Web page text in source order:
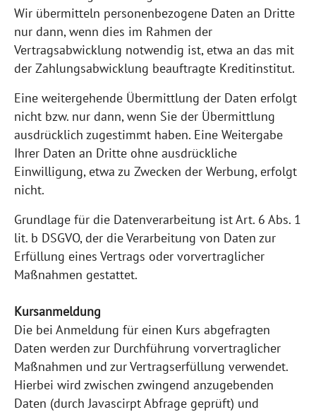
Wir übermitteln personenbezogene Daten an Dritte
nur dann, wenn dies im Rahmen der
Vertragsabwicklung notwendig ist, etwa an das mit
der Zahlungsabwicklung beauftragte Kreditinstitut.
Eine weitergehende Übermittlung der Daten erfolgt
nicht bzw. nur dann, wenn Sie der Übermittlung
ausdrücklich zugestimmt haben. Eine Weitergabe
Ihrer Daten an Dritte ohne ausdrückliche
Einwilligung, etwa zu Zwecken der Werbung, erfolgt
nicht.
Grundlage für die Datenverarbeitung ist Art. 6 Abs. 1
lit. b DSGVO, der die Verarbeitung von Daten zur
Erfüllung eines Vertrags oder vorvertraglicher
Maßnahmen gestattet.
Kursanmeldung
Die bei Anmeldung für einen Kurs abgefragten
Daten werden zur Durchführung vorvertraglicher
Maßnahmen und zur Vertragserfüllung verwendet.
Hierbei wird zwischen zwingend anzugebenden
Daten (durch Javascirpt Abfrage geprüft) und